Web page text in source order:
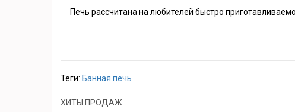
Печь рассчитана на любителей быстро
Теги: Банная печь
ХИТЫ ПРОДАЖ